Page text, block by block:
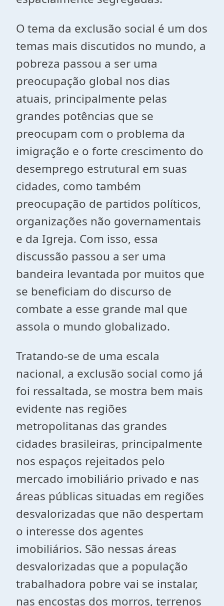
O tema da exclusão social é um dos
temas mais discutidos no mundo, a
pobreza passou a ser uma
preocupação global nos dias
atuais, principalmente pelas
grandes potências que se
preocupam com o problema da
imigração e o forte crescimento do
desemprego estrutural em suas
cidades, como também
preocupação de partidos políticos,
organizações não governamentais
e da Igreja. Com isso, essa
discussão passou a ser uma
bandeira levantada por muitos que
se beneficiam do discurso de
combate a esse grande mal que
assola o mundo globalizado.
Tratando-se de uma escala
nacional, a exclusão social como já
foi ressaltada, se mostra bem mais
evidente nas regiões
metropolitanas das grandes
cidades brasileiras, principalmente
nos espaços rejeitados pelo
mercado imobiliário privado e nas
áreas públicas situadas em regiões
desvalorizadas que não despertam
o interesse dos agentes
imobiliários. São nessas áreas
desvalorizadas que a população
trabalhadora pobre vai se instalar,
nas encostas dos morros, terrenos